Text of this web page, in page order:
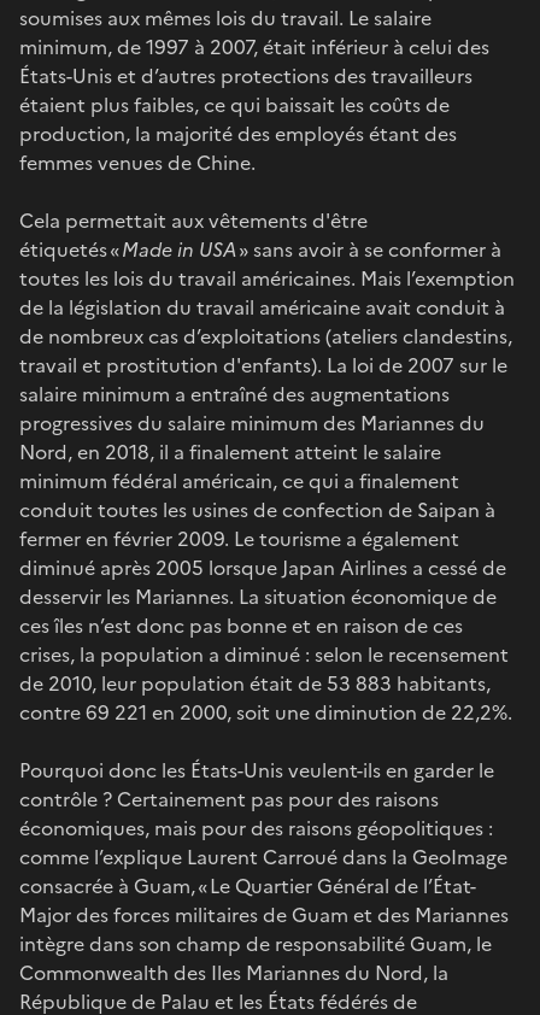
soumises aux mêmes lois du travail. Le salaire
minimum, de 1997 à 2007, était inférieur à celui des
États-Unis et d’autres protections des travailleurs
étaient plus faibles, ce qui baissait les coûts de
production, la majorité des employés étant des
femmes venues de Chine.
Cela permettait aux vêtements d'être
étiquetés «Made in USA» sans avoir à se conformer à
toutes les lois du travail américaines. Mais l’exemption
de la législation du travail américaine avait conduit à
de nombreux cas d’exploitations (ateliers clandestins,
travail et prostitution d'enfants). La loi de 2007 sur le
salaire minimum a entraîné des augmentations
progressives du salaire minimum des Mariannes du
Nord, en 2018, il a finalement atteint le salaire
minimum fédéral américain, ce qui a finalement
conduit toutes les usines de confection de Saipan à
fermer en février 2009. Le tourisme a également
diminué après 2005 lorsque Japan Airlines a cessé de
desservir les Mariannes. La situation économique de
ces îles n’est donc pas bonne et en raison de ces
crises, la population a diminué : selon le recensement
de 2010, leur population était de 53 883 habitants,
contre 69 221 en 2000, soit une diminution de 22,2%.
Pourquoi donc les États-Unis veulent-ils en garder le
contrôle ? Certainement pas pour des raisons
économiques, mais pour des raisons géopolitiques :
comme l’explique Laurent Carroué dans la GeoImage
consacrée à Guam, « Le Quartier Général de l’État-
Major des forces militaires de Guam et des Mariannes
intègre dans son champ de responsabilité Guam, le
Commonwealth des Iles Mariannes du Nord, la
République de Palau et les États fédérés de